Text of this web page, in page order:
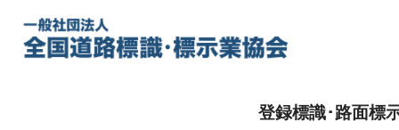
登録標識･路面標